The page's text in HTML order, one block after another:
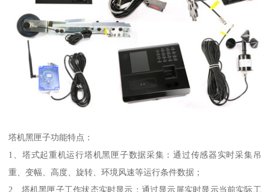
塔机黑匣子功能特点：
1、塔式起重机运行塔机黑匣子数据采集：通过传感器实时采集吊
重、变幅、高度、旋转、环境风速等运行条件数据；
2、塔机黑匣子工作状态实时显示：通过显示屏实时显示当前实际工